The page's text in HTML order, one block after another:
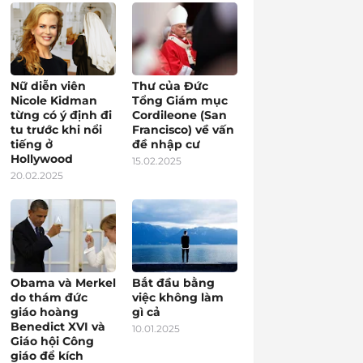
Nữ diễn viên
Nicole Kidman
từng có ý định đi
tu trước khi nổi
tiếng ở
Hollywood
20.02.2025
Thư của Đức
Tổng Giám mục
Cordileone (San
Francisco) về vấn
đề nhập cư
15.02.2025
Obama và Merkel
do thám đức
giáo hoàng
Benedict XVI và
Giáo hội Công
giáo để kích
Bắt đầu bằng
việc không làm
gì cả
10.01.2025